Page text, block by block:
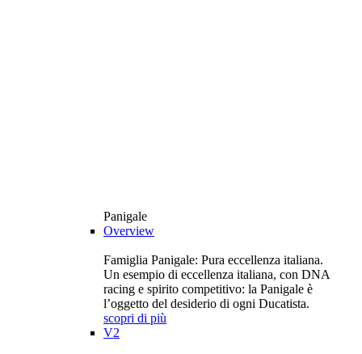
Panigale
Overview
Famiglia Panigale: Pura eccellenza italiana.
Un esempio di eccellenza italiana, con DNA
racing e spirito competitivo: la Panigale è
l’oggetto del desiderio di ogni Ducatista.
scopri di più
V2